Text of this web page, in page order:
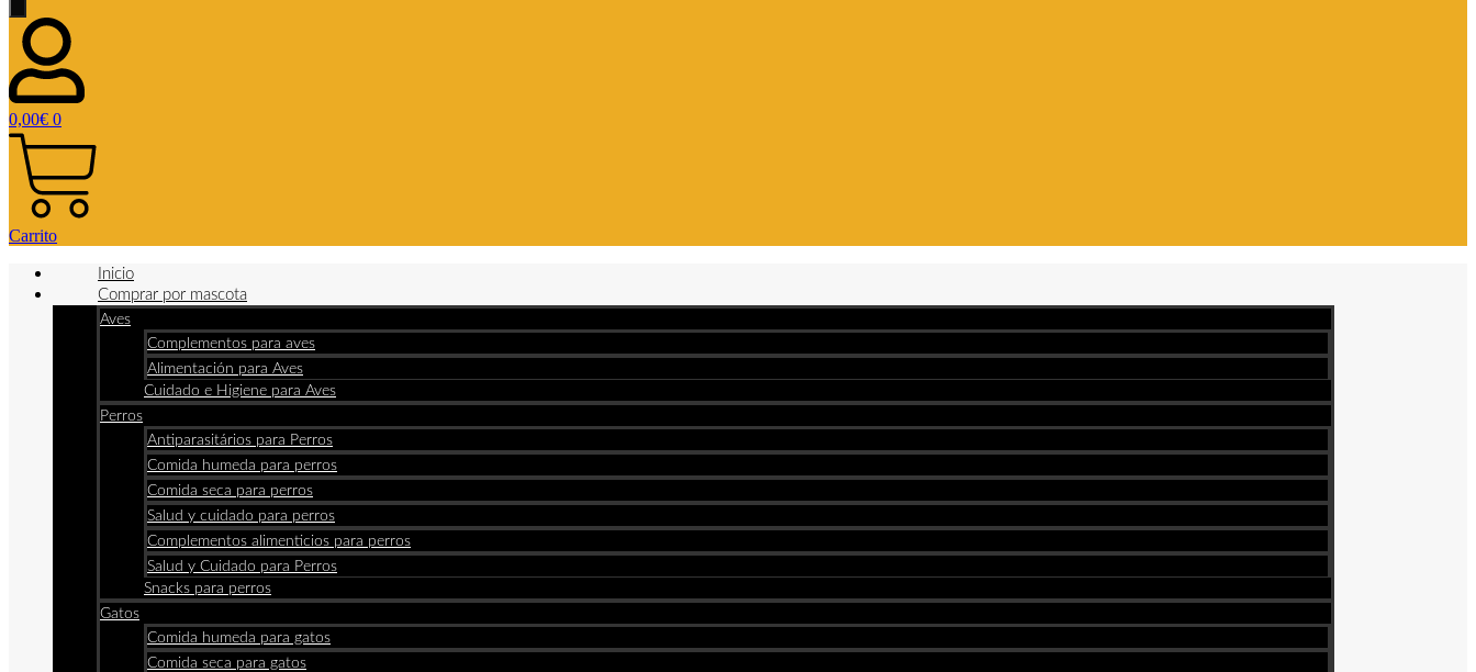
productos
0,00€ 0
Carrito
Inicio
Comprar por mascota
Aves
Complementos para aves
Alimentación para Aves
Cuidado e Higiene para Aves
Perros
Antiparasitários para Perros
Comida humeda para perros
Comida seca para perros
Salud y cuidado para perros
Complementos alimenticios para perros
Salud y Cuidado para Perros
Snacks para perros
Gatos
Comida humeda para gatos
Comida seca para gatos